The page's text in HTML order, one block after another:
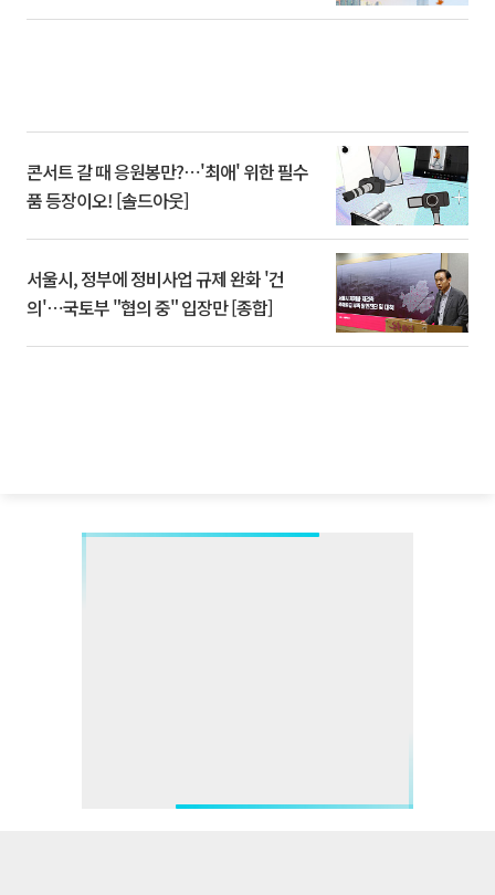
콘서트 갈 때 응원봉만?⋯'최애' 위한 필수
품 등장이오! [솔드아웃]
서울시, 정부에 정비사업 규제 완화 '건
의'⋯국토부 "협의 중" 입장만 [종합]